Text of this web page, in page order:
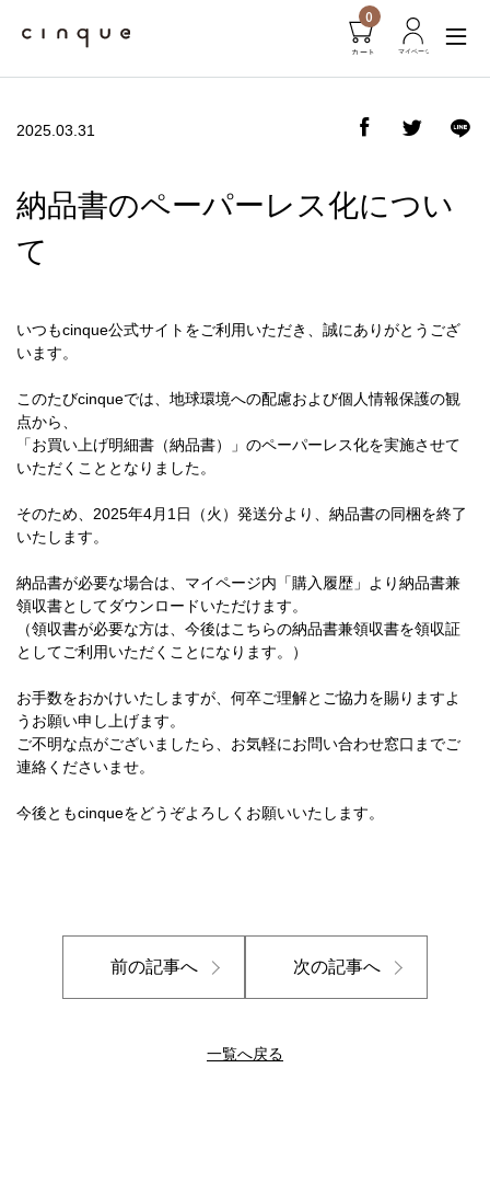
0
2025.03.31
納品書のペーパーレス化につい
て
いつもcinque公式サイトをご利用いただき、誠にありがとうござ
います。
このたびcinqueでは、地球環境への配慮および個人情報保護の観
点から、
「お買い上げ明細書（納品書）」のペーパーレス化を実施させて
いただくこととなりました。
そのため、2025年4月1日（火）発送分より、納品書の同梱を終了
いたします。
納品書が必要な場合は、マイページ内「購入履歴」より納品書兼
領収書としてダウンロードいただけます。
（領収書が必要な方は、今後はこちらの納品書兼領収書を領収証
としてご利用いただくことになります。）
お手数をおかけいたしますが、何卒ご理解とご協力を賜りますよ
うお願い申し上げます。
ご不明な点がございましたら、お気軽にお問い合わせ窓口までご
連絡くださいませ。
今後ともcinqueをどうぞよろしくお願いいたします。
前の記事へ
一覧へ戻る
次の記事へ